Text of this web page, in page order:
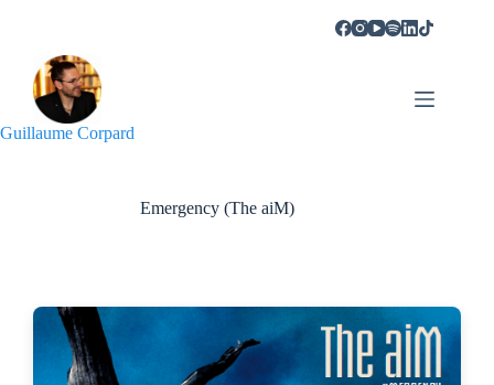
Guillaume Corpard
Emergency (The aiM)